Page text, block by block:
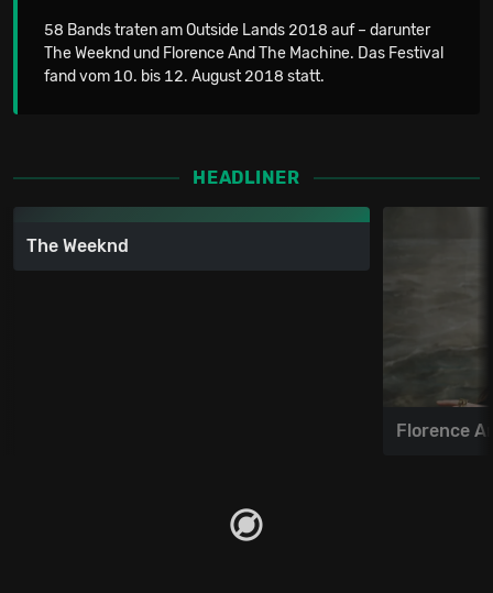
58 Bands traten am Outside Lands 2018 auf – darunter
The Weeknd und Florence And The Machine. Das Festival
fand vom 10. bis 12. August 2018 statt.
HEADLINER
The Weeknd
Florence